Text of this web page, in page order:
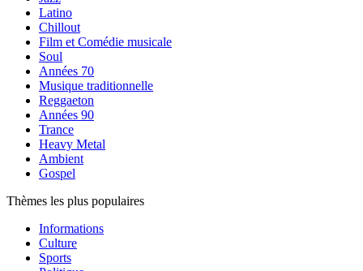
Latino
Chillout
Film et Comédie musicale
Soul
Années 70
Musique traditionnelle
Reggaeton
Années 90
Trance
Heavy Metal
Ambient
Gospel
Thèmes les plus populaires
Informations
Culture
Sports